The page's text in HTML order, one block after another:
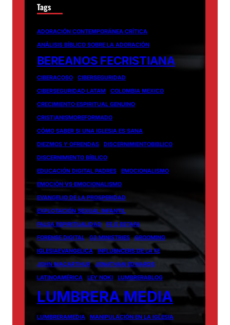
Tags
ADORACIÓN CONTEMPORÁNEA CRÍTICA
ANÁLISIS BÍBLICO SOBRE LA ADORACIÓN
BEREANOS FECRISTIANA
CIBERACOSO
CIBERSEGURIDAD
CIBERSEGURIDAD LATAM
COLOMBIA MEXICO
CRECIMIENTO ESPIRITUAL GENUINO
CRISTIANISMOREFORMADO
CÓMO SABER SI UNA IGLESIA ES SANA
DIEZMOS Y OFRENDAS
DISCERNIMIENTOBIBLICO
DISCERNIMIENTO BÍBLICO
EDUCACIÓN DIGITAL PADRES
EMOCIONALISMO
EMOCIÓN VS EMOCIONALISMO
EVANGELIO DE LA PROSPERIDAD
EXPLOTACIÓN SEXUAL INFANTIL
FALSA ESPIRITUALIDAD
FE O ESTAFA
FORENSE DIGITAL
G3 MINISTRIES
GROOMING
IGLESIAEVANGELICA
INFLUENCERS DE LA FE
JOHN MACARTHUR
JONATHAN EDWARDS
LATINOAMÉRICA
LEY NOKI LUMBRERABLOG
LUMBRERA MEDIA
LUMBRERAMEDIA MANIPULACIÓN EN LA IGLESIA